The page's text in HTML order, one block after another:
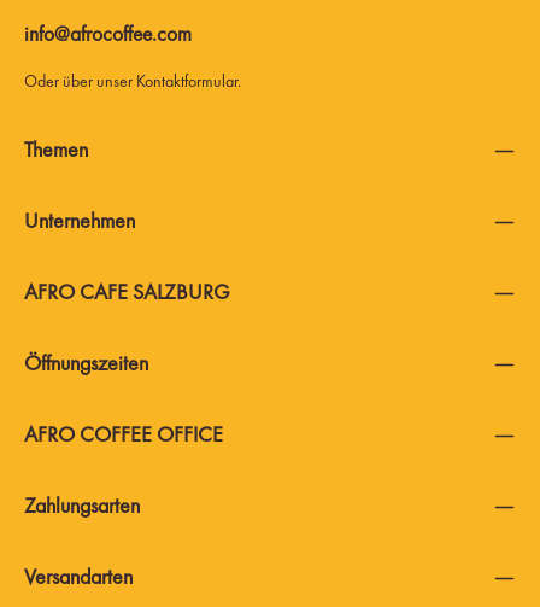
info@afrocoffee.com
Oder über unser Kontaktformular.
AFRO COFFEE OFFICE
AFRO CAFE SALZBURG
Zahlungsarten
Themen
Unternehmen
Öffnungszeiten
Versandarten